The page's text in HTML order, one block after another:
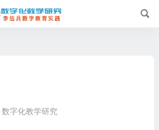
数字化教学研究